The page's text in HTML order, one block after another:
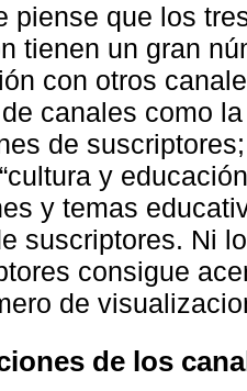
piense que los
tienen un gran
con otros
canales como
de
y
y temas
suscriptores. Ni
consigue
de
de los